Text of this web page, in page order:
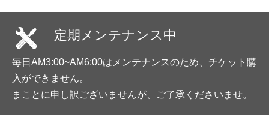
定期メンテナンス中
毎日AM3:00~AM6:00はメンテナンスのため、チケット購
入ができません。
まことに申し訳ございませんが、ご了承くださいませ。